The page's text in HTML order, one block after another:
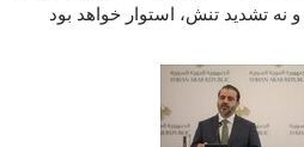
نه تشدید تنش، استوار خواهد بود